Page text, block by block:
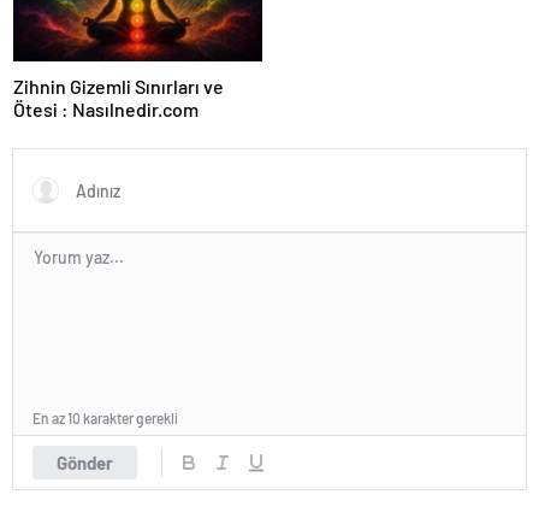
Zihnin Gizemli Sınırları ve
Ötesi : Nasılnedir.com
Gönder
En az 10 karakter gerekli